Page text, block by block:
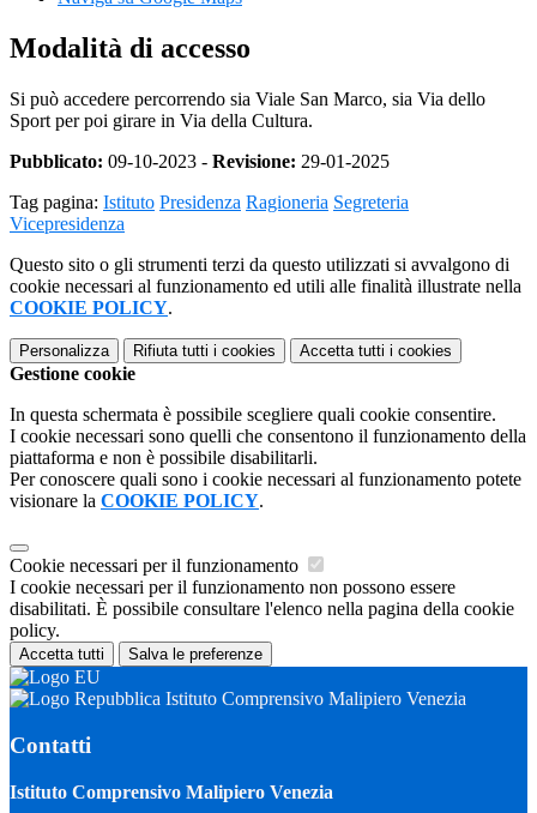
Modalità di accesso
Si può accedere percorrendo sia Viale San Marco, sia Via dello
Sport per poi girare in Via della Cultura.
Pubblicato: 09-10-2023 - Revisione: 29-01-2025
Tag pagina: Istituto Presidenza Ragioneria Segreteria
Vicepresidenza
Questo sito o gli strumenti terzi da questo utilizzati si avvalgono di
cookie necessari al funzionamento ed utili alle finalità illustrate nella
COOKIE POLICY.
Personalizza Rifiuta tutti i cookies Accetta tutti i cookies
Gestione cookie
In questa schermata è possibile scegliere quali cookie consentire.
I cookie necessari sono quelli che consentono il funzionamento della
piattaforma e non è possibile disabilitarli.
Per conoscere quali sono i cookie necessari al funzionamento potete
visionare la COOKIE POLICY.
Cookie necessari per il funzionamento
I cookie necessari per il funzionamento non possono essere
disabilitati. È possibile consultare l'elenco nella pagina della cookie
policy.
Accetta tutti Salva le preferenze
Istituto Comprensivo Malipiero Venezia
Contatti
Istituto Comprensivo Malipiero Venezia